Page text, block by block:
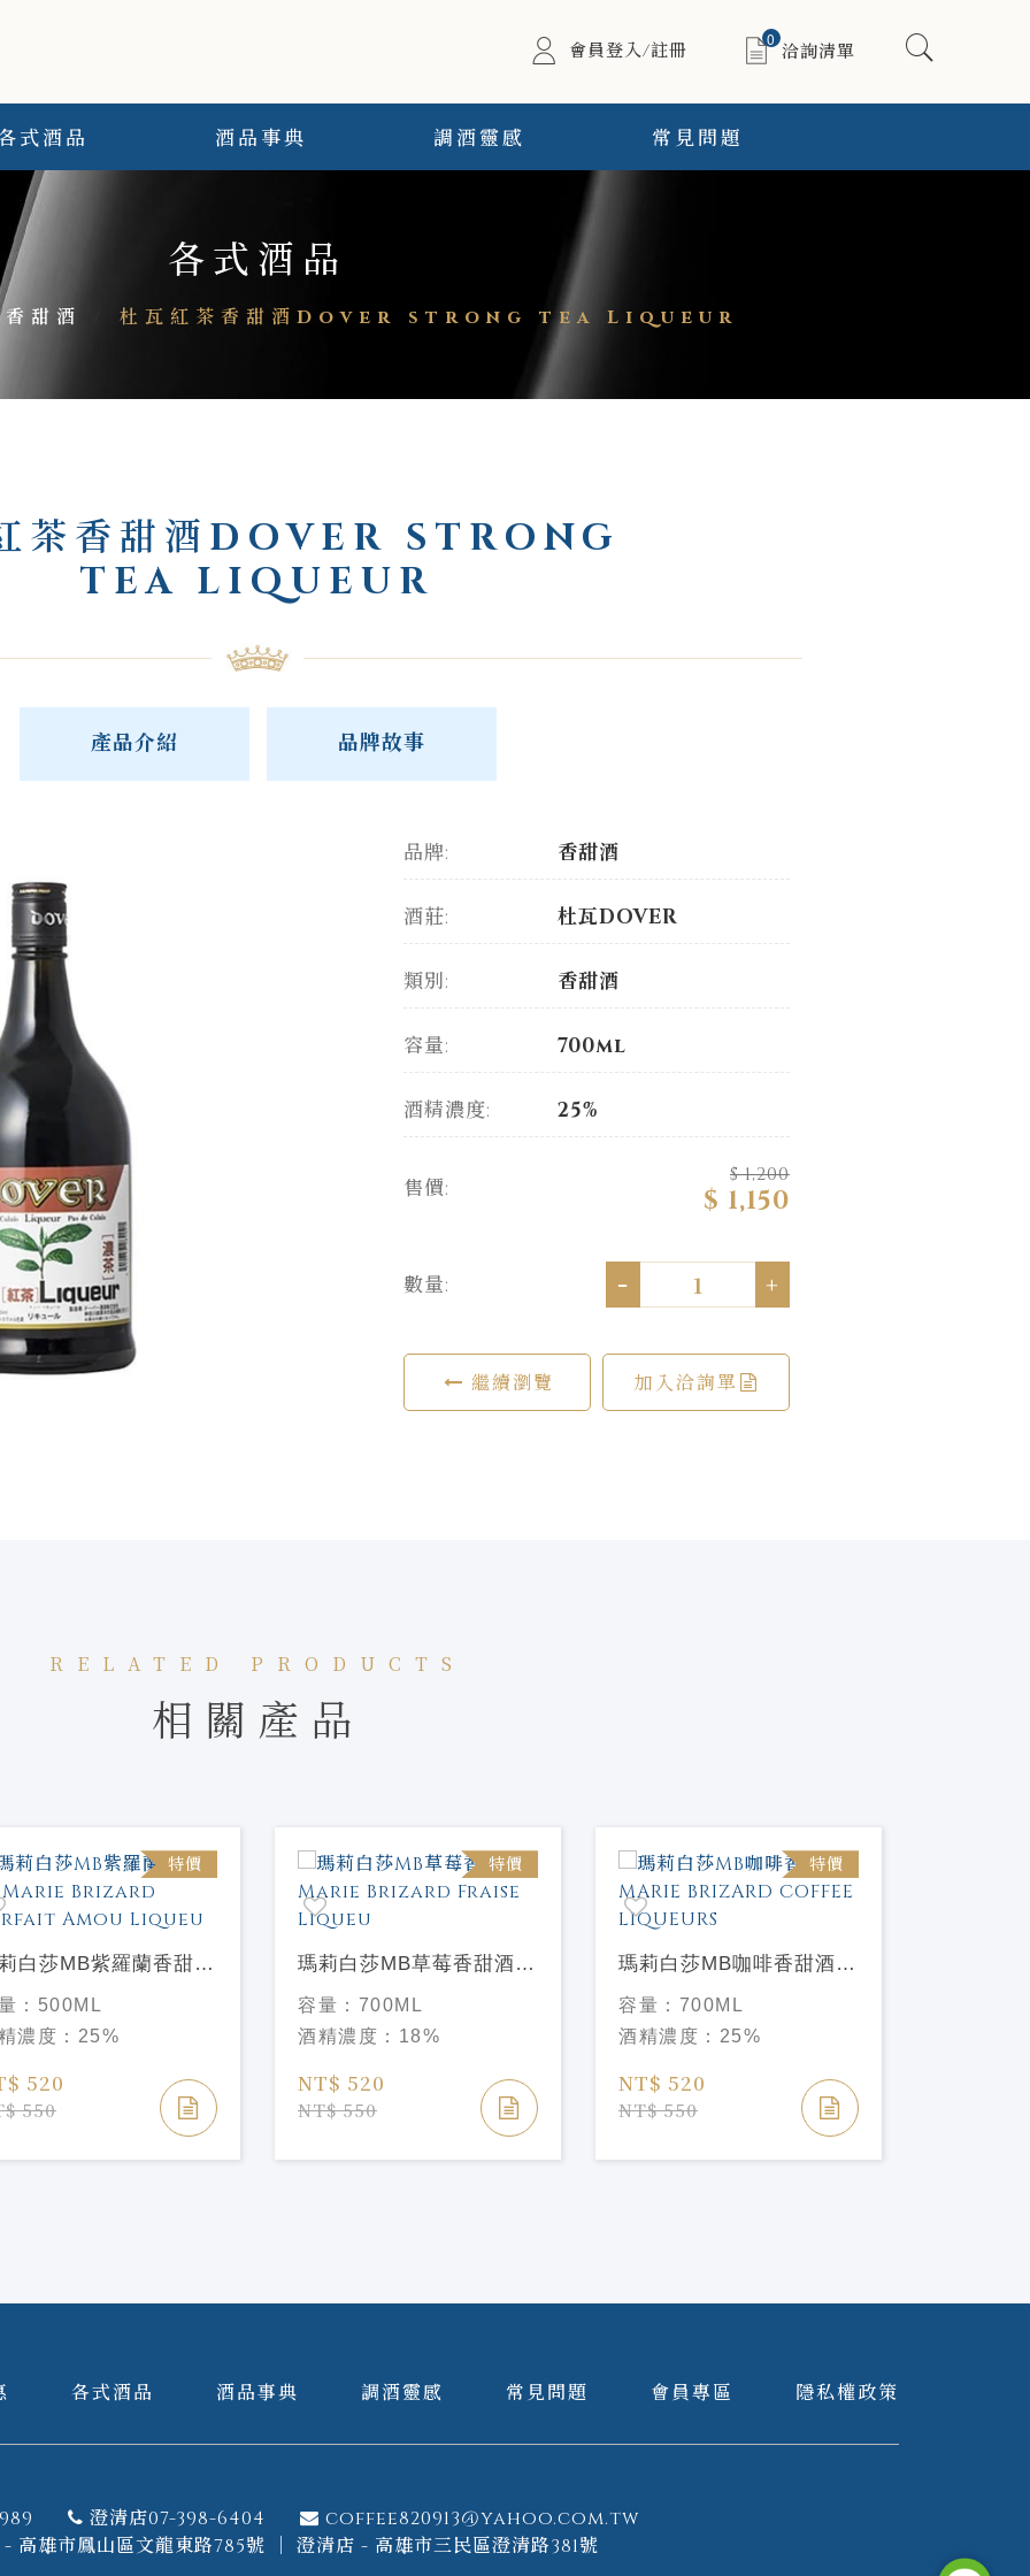
會員登入/註冊 0
洽詢清單
式酒品 酒品事典 調酒靈感 常見問題
各式酒品
香甜酒 杜瓦紅茶香甜酒Dover strong tea Liqueur
茶香甜酒DOVER STRONG
TEA LIQUEUR
產品介紹 品牌故事
品牌: 香甜酒
酒莊: 杜瓦DOVER
類別: 香甜酒
容量: 700ml
酒精濃度: 25%
售價:
$ 1,200
$ 1,150
數量: - +
繼續瀏覽 加入洽詢單
RELATED PRODUCTS
相關產品
特價
白莎MB紫羅蘭香甜酒
Brizard Parfait
Liqueu
： 500ML
濃度： 25%
520
550
特價
瑪莉白莎MB草莓香甜酒
Marie Brizard Fraise
Liqueu
容量： 700ML
酒精濃度： 18%
NT$ 520
NT$ 550
特價
瑪莉白莎MB咖啡香甜酒
MARIE BRIZARD
COFFEE LIQUEURS
容量： 700ML
酒精濃度： 25%
NT$ 520
NT$ 550
各式酒品 酒品事典 調酒靈感 常見問題 會員專區 隱私權政策
澄清店07-398-6404
coffee820913@yahoo.com.tw
高雄市鳳山區文龍東路785號 ｜ 澄清店 - 高雄市三民區澄清路381號